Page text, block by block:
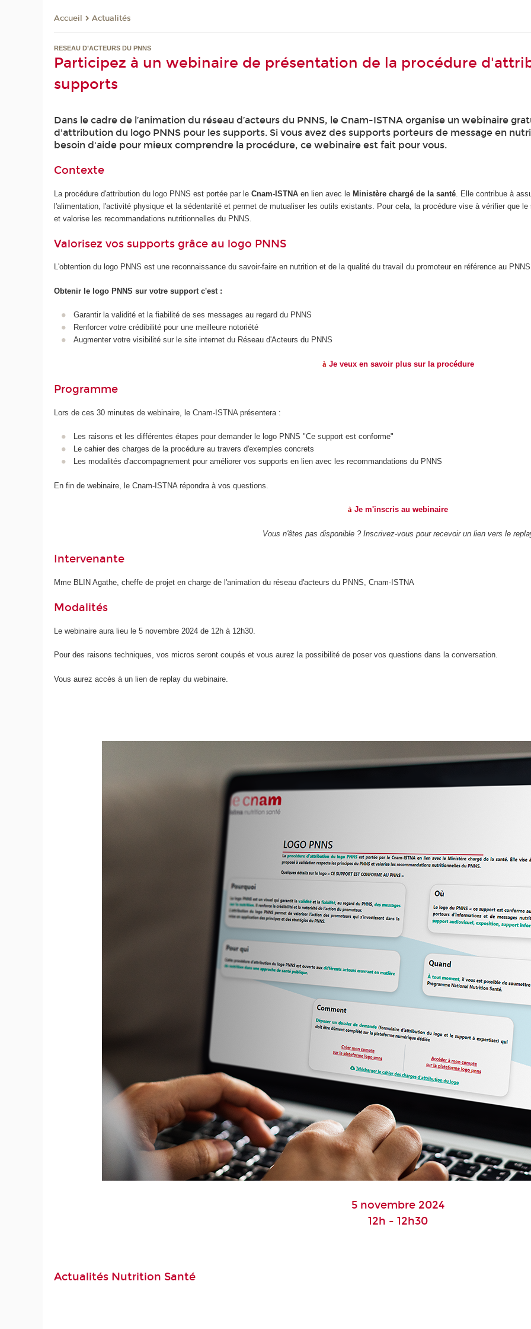
Accueil Actualités
RESEAU D’ACTEURS DU PNNS
Participez à un webinaire de présentation de la procédure
supports
Dans le cadre de l’animation du réseau d’acteurs du PNNS, le Cnam-ISTNA organise un webinaire
d'attribution du logo PNNS pour les supports. Si vous avez des supports porteurs de message en
besoin d'aide pour mieux comprendre la procédure, ce webinaire est fait pour vous.
Contexte
La procédure d'attribution du logo PNNS est portée par leCnam-ISTNAen lien avec leMinistère chargé de la santé . Elle contribue à
l'alimentation, l'activité physique et la sédentarité et permet de mutualiser les outils existants. Pour cela, la procédure vise à vérifier que
et valorise les recommandations nutritionnelles du PNNS.
Valorisez vos supports grâce au logo PNNS
L'obtention du logo PNNS est une reconnaissance du savoir-faire en nutrition et de la qualité du travail du promoteur en référence au
Obtenir le logo PNNS sur votre support c'est :
Garantir la validité et la fiabilité de ses messages au regard du PNNS
Renforcer votre crédibilité pour une meilleure notoriété
Augmenter votre visibilité sur le site internet du Réseau d'Acteurs du PNNS
à Je veux en savoir plus sur la procédure
Programme
Lors de ces 30 minutes de webinaire, le Cnam-ISTNA présentera :
Les raisons et les différentes étapes pour demander le logo PNNS "Ce support est conforme"
Le cahier des charges de la procédure au travers d'exemples concrets
Les modalités d'accompagnement pour améliorer vos supports en lien avec les recommandations du PNNS
En fin de webinaire, le Cnam-ISTNA répondra à vos questions.
à Je m'inscris au webinaire
Vous n'êtes pas disponible ? Inscrivez-vous pour recevoir un lien vers le
Intervenante
Mme BLIN Agathe, cheffe de projet en charge de l'animation du réseau d'acteurs du PNNS, Cnam-ISTNA
Modalités
Le webinaire aura lieu le 5 novembre 2024 de 12h à 12h30.
Pour des raisons techniques, vos micros seront coupés et vous aurez la possibilité de poser vos questions dans la conversation.
Vous aurez accès à un lien de replay du webinaire.
5 novembre 2024
12h - 12h30
Actualités Nutrition Santé